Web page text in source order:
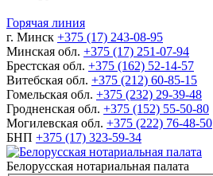
Горячая линия
г. Минск +375 (17) 243-08-95
Минская обл. +375 (17) 251-07-94
Брестская обл. +375 (162) 52-14-57
Витебская обл. +375 (212) 60-85-15
Гомельская обл. +375 (232) 29-39-48
Гродненская обл. +375 (152) 55-50-80
Могилевская обл. +375 (222) 76-48-50
БНП +375 (17) 323-59-34
Белорусская нотариальная палата